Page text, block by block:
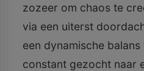
zozeer om chaos te
via een uiterst
een dynamische
constant gezocht naar